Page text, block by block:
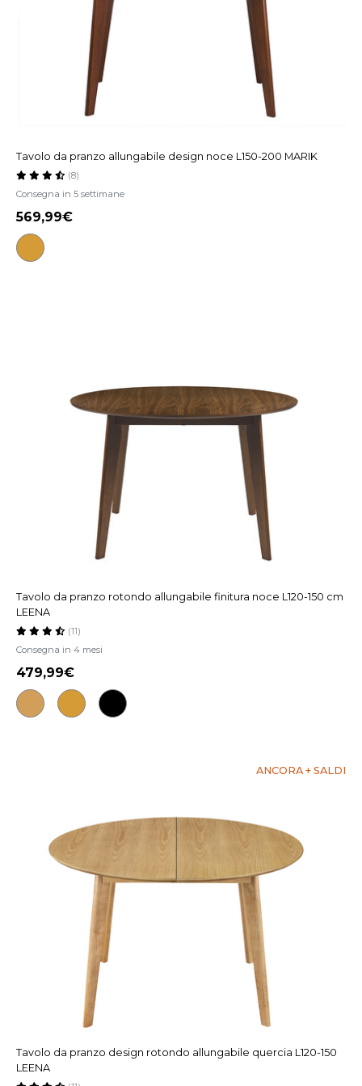
Tavolo da pranzo allungabile design noce L150-200 MARIK
Consegna in 5 settimane
(8)
569,99
Tavolo da pranzo rotondo allungabile finitura noce L120-150 cm
LEENA
Consegna in 4 mesi
(11)
479,99
ANCORA + SALDI
Tavolo da pranzo design rotondo allungabile quercia L120-150
LEENA